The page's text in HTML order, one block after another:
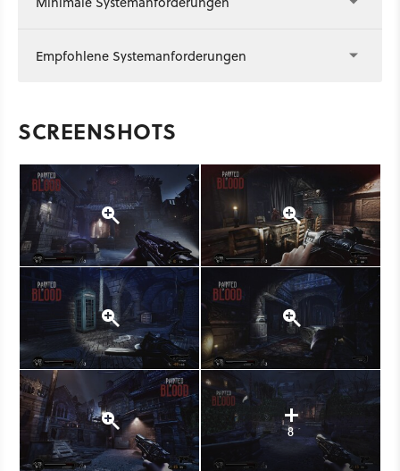
Empfohlene Systemanforderungen
SCREENSHOTS
8